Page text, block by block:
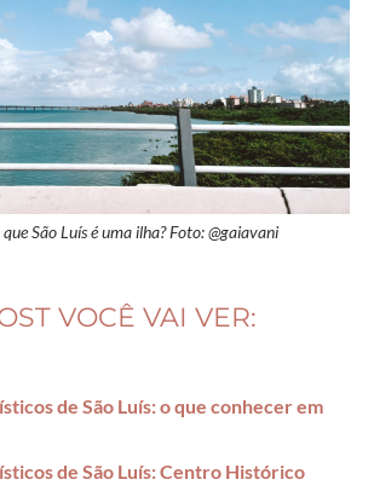
que São Luís é uma ilha? Foto: @gaiavani
VOCÊ VAI VER:
de São Luís: o que conhecer em
de São Luís: Centro Histórico